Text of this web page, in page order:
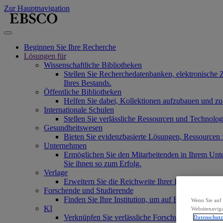
Zur Hauptnavigation
Beginnen Sie Ihre Recherche
Lösungen für
Wissenschaftliche Bibliotheken
Stellen Sie Recherchedatenbanken,
Ihres Bestands.
Öffentliche Bibliotheken
Helfen Sie dabei, Kollektionen aufzubauen und
Internationale Schulen
Stellen Sie verlässliche Ressourcen und
Gesundheitswesen
Bieten Sie evidenzbasierte Lösungen,
Unternehmen
Ermöglichen Sie den Mitarbeitenden in Ihrem
Sie ihnen so zum Erfolg.
Verlage
Erweitern Sie die Reichweite Ihrer Inhalte und
Forschende und Studierende
Finden Sie Ihre Institution, um auf EBSCOs
KI
Verknüpfen Sie verlässliche Forschungsinhalte mit
Wenn Sie